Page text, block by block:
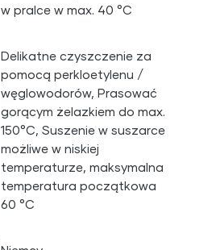
w pralce w max. 40 °C
Delikatne czyszczenie za
pomocą perkloetylenu /
węglowodorów, Prasować
gorącym żelazkiem do max.
150°C, Suszenie w suszarce
możliwe w niskiej
temperaturze, maksymalna
temperatura początkowa
60 °C